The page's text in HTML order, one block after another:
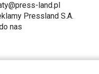
land.pl
Pressland S.A.
nas